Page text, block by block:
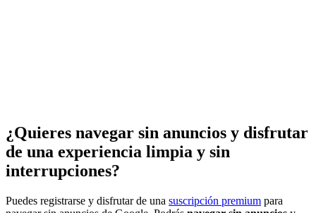
¿Quieres navegar sin anuncios y disfrutar
de una experiencia limpia y sin
interrupciones?
Puedes registrarse y disfrutar de una suscripción premium para